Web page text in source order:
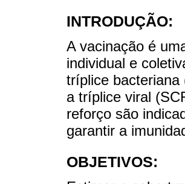
INTRODUÇÃO:
A vacinação é
individual e
tríplice bacteriana
a tríplice viral
reforço são
garantir a
OBJETIVOS: